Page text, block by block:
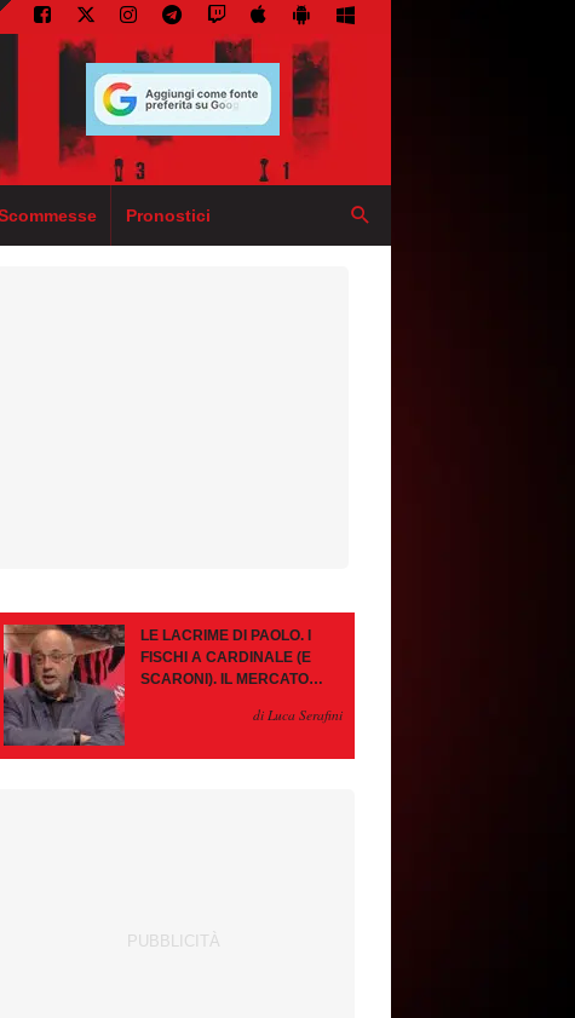
Pronostici
LE LACRIME DI PAOLO. I
FISCHI A CARDINALE (E
SCARONI). IL MERCATO
PAZIENZA, SE RESTA È
di Luca Serafini